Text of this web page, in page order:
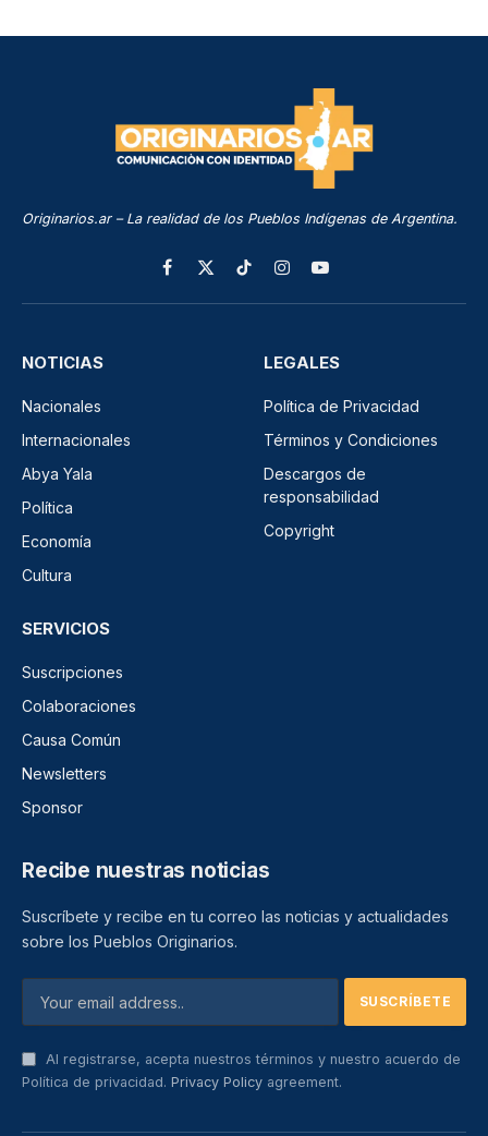
Originarios.ar – La realidad de los Pueblos Indígenas de Argentina.
Facebook
X
(Twitter)
TikTokInstagramYouTube
NOTICIAS
Nacionales
Internacionales
Abya Yala
Política
Economía
Cultura
LEGALES
Política de Privacidad
Términos y Condiciones
Descargos de
responsabilidad
Copyright
SERVICIOS
Suscripciones
Colaboraciones
Causa Común
Newsletters
Sponsor
Recibe nuestras noticias
Suscríbete y recibe en tu correo las noticias y actualidades
sobre los Pueblos Originarios.
Al registrarse, acepta nuestros términos y nuestro acuerdo de
Política de privacidad. Privacy Policy agreement.